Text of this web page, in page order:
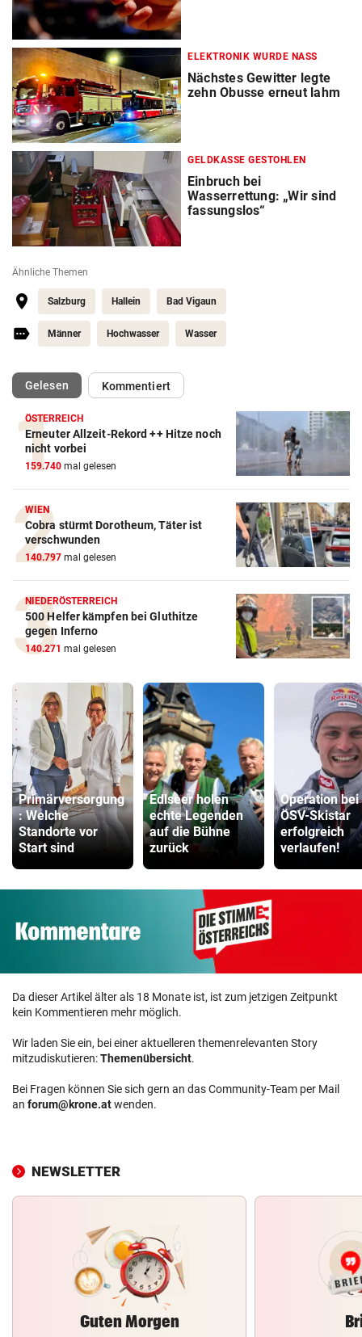
ELEKTRONIK WURDE NASS
Nächstes Gewitter legte
zehn Obusse erneut lahm
GELDKASSE GESTOHLEN
Einbruch bei
Wasserrettung: „Wir sind
fassungslos“
Ähnliche Themen
Salzburg Hallein Bad Vigaun
Männer Hochwasser Wasser
Gelesen(ausgewählt)Kommentiert
ÖSTERREICH
Erneuter Allzeit-Rekord ++ Hitze noch
nicht vorbei
159.740 mal gelesen
WIEN
Cobra stürmt Dorotheum, Täter ist
verschwunden
140.797 mal gelesen
NIEDERÖSTERREICH
500 Helfer kämpfen bei Gluthitze
gegen Inferno
140.271 mal gelesen
Primärversorgung
: Welche
Standorte vor
Start sind
Edlseer holen
echte Legenden
auf die Bühne
zurück
Operation bei
ÖSV-Skistar
erfolgreich
verlaufen!
Da dieser Artikel älter als 18 Monate ist, ist zum jetzigen Zeitpunkt
kein Kommentieren mehr möglich.
Wir laden Sie ein, bei einer aktuelleren themenrelevanten Story
mitzudiskutieren:Themenübersicht.
Bei Fragen können Sie sich gern an das Community-Team per Mail
an forum@krone.atwenden.
NEWSLETTER
Guten Morgen